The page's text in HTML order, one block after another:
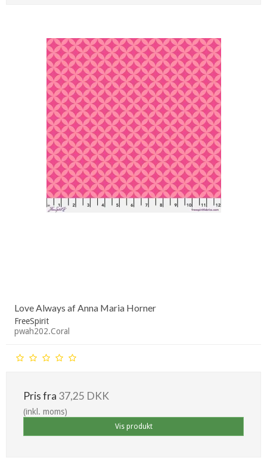
Love Always af Anna Maria Horner
FreeSpirit
pwah202.Coral
Pris fra 37,25 DKK
(inkl. moms)
Vis produkt